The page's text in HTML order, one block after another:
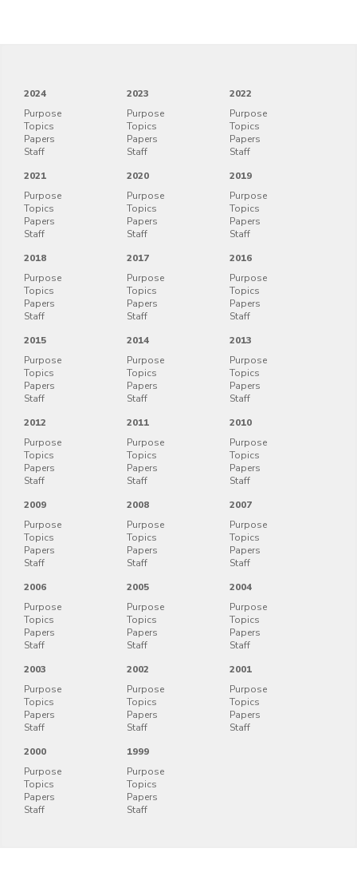
2024
Purpose
Topics
Papers
Staff
2023
Purpose
Topics
Papers
Staff
2022
Purpose
Topics
Papers
Staff
2021
Purpose
Topics
Papers
Staff
2020
Purpose
Topics
Papers
Staff
2019
Purpose
Topics
Papers
Staff
2018
Purpose
Topics
Papers
Staff
2017
Purpose
Topics
Papers
Staff
2016
Purpose
Topics
Papers
Staff
2015
Purpose
Topics
Papers
Staff
2014
Purpose
Topics
Papers
Staff
2013
Purpose
Topics
Papers
Staff
2012
Purpose
Topics
Papers
Staff
2011
Purpose
Topics
Papers
Staff
2010
Purpose
Topics
Papers
Staff
2009
Purpose
Topics
Papers
Staff
2008
Purpose
Topics
Papers
Staff
2007
Purpose
Topics
Papers
Staff
2006
Purpose
Topics
Papers
Staff
2005
Purpose
Topics
Papers
Staff
2004
Purpose
Topics
Papers
Staff
2003
Purpose
Topics
Papers
Staff
2002
Purpose
Topics
Papers
Staff
2001
Purpose
Topics
Papers
Staff
2000
Purpose
Topics
Papers
Staff
1999
Purpose
Topics
Papers
Staff